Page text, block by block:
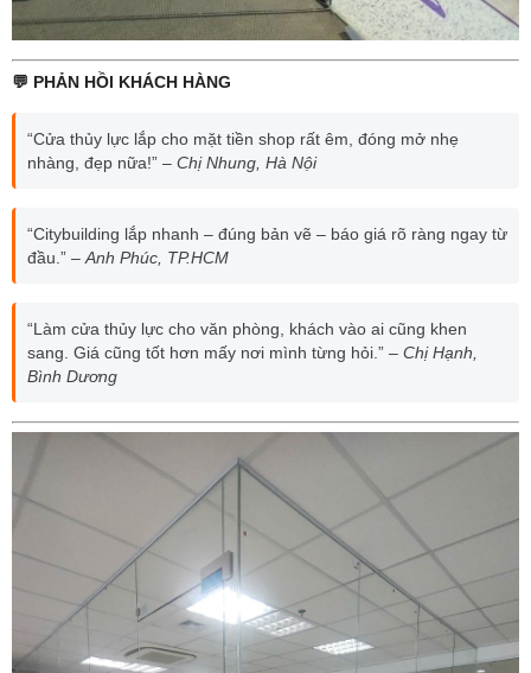
💬 PHẢN HỒI KHÁCH HÀNG
“Cửa thủy lực lắp cho mặt tiền shop rất êm, đóng mở nhẹ
nhàng, đẹp nữa!” – Chị Nhung, Hà Nội
“Citybuilding lắp nhanh – đúng bản vẽ – báo giá rõ ràng ngay từ
đầu.” –Anh Phúc, TP.HCM
“Làm cửa thủy lực cho văn phòng, khách vào ai cũng khen
sang. Giá cũng tốt hơn mấy nơi mình từng hỏi.” – Chị Hạnh,
Bình Dương